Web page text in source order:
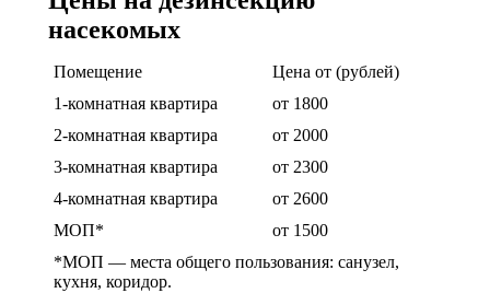
насекомых
Помещение
Цена от (рублей)
1-комнатная квартира
от 1800
2-комнатная квартира
от 2000
3-комнатная квартира
от 2300
4-комнатная квартира
от 2600
МОП*
от 1500
*МОП — места общего пользования: санузел,
кухня, коридор.